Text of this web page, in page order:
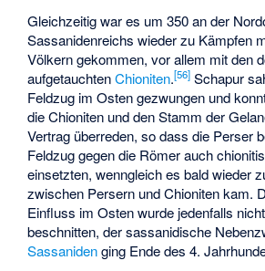
Gleichzeitig war es um 350 an der
Sassanidenreichs wieder zu Kämpfen
Völkern gekommen, vor allem mit den
aufgetauchtenChioniten.[56] Schapur
Feldzug im Osten gezwungen und
die Chioniten und den Stamm der
Vertrag überreden, so dass die Perser
Feldzug gegen die Römer auch
einsetzten, wenngleich es bald wieder
zwischen Persern und Chioniten kam.
Einfluss im Osten wurde jedenfalls
beschnitten, der sassanidische
Sassanidenging Ende des 4.